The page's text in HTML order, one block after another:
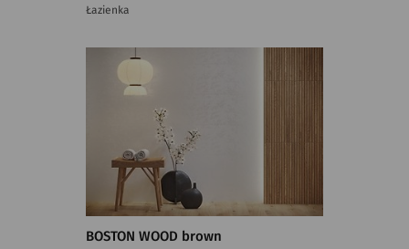
Łazienka
BOSTON WOOD brown